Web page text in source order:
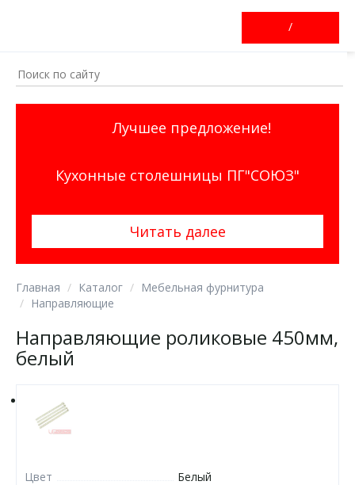
/
Лучшее предложение!
Кухонные столешницы ПГ"СОЮЗ"
Читать далее
Главная Каталог
Мебельная фурнитура
Направляющие
Направляющие роликовые 450мм,
белый
Цвет
Белый